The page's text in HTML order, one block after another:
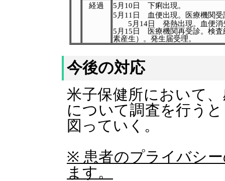
経過
5月10日 下痢出現。
5月11日 血便出現。医療機関受
5月14日 発熱出現。血便消
5月15日 医療機関再受診。検査
素産生）。発生届受理。
今後の対応
米子保健所において
について調査を行う
図っていく。
※ 患者のプライバシ
ます。